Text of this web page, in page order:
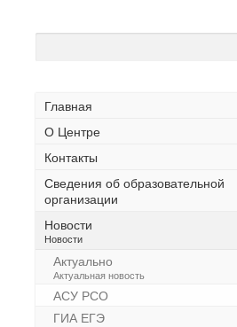
Главная
О Центре
Контакты
Сведения об образовательной
организации
Новости
–
Новости
Актуально
–
Актуальная новость
АСУ РСО
ГИА ЕГЭ